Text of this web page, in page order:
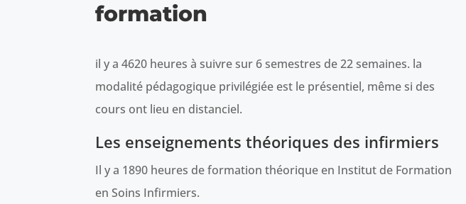
formation
il y a 4620 heures à suivre sur 6 semestres de 22 semaines. la
modalité pédagogique privilégiée est le présentiel, même si des
cours ont lieu en distanciel.
Les enseignements théoriques des infirmiers
Il y a 1890 heures de formation théorique en Institut de Formation
en Soins Infirmiers.